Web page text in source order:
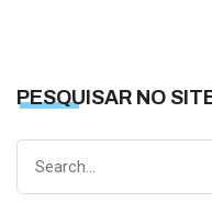
PESQUISAR NO